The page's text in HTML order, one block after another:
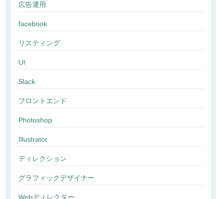
広告運用
facebook
リスティング
UI
Slack
フロントエンド
Photoshop
Illustrator
ディレクション
グラフィックデザイナー
Webディレクター